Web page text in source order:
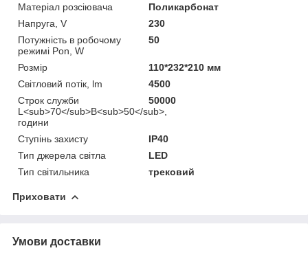
Матеріал розсіювача
Поликарбонат
Напруга, V
230
Потужність в робочому
режимі Pon, W
50
Розмір
110*232*210 мм
Світловий потік, lm
4500
Строк служби
L<sub>70</sub>B<sub>50</sub>,
години
50000
Ступінь захисту
IP40
Тип джерела світла
LED
Тип світильника
трековий
Приховати
Умови доставки